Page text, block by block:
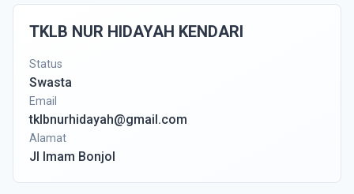
TKLB NUR HIDAYAH KENDARI
Status
Swasta
Email
tklbnurhidayah@gmail.com
Alamat
Jl Imam Bonjol